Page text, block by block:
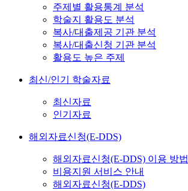
주제별 활용통계 분석
학술지 활용도 분석
복사/대출제공 기관 분석
복사/대출신청 기관 분석
활용도 높은 주제
최신/인기 학술자료
최신자료
인기자료
해외자료신청(E-DDS)
해외자료신청(E-DDS) 이용 방법
비용지원 서비스 안내
해외자료신청(E-DDS)